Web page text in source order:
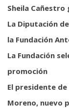
Sheila Cañestro
La Diputación
la Fundación
La Fundación
promoción
El presidente de
Moreno, nuevo